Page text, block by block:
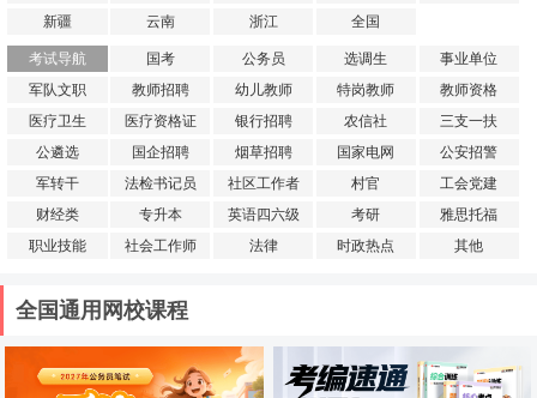
新疆
云南 浙江 全国
考试导航 国考 公务员 选调生
事业单位
军队文职
教师招聘 幼儿教师 特岗教师
教师资格
医疗卫生
医疗资格证 银行招聘 农信社
三支一扶
公遴选
国企招聘 烟草招聘 国家电网
公安招警
军转干
法检书记员 社区工作者 村官
工会党建
财经类
专升本 英语四六级 考研
雅思托福
职业技能
社会工作师 法律 时政热点 其他
全国通用网校课程